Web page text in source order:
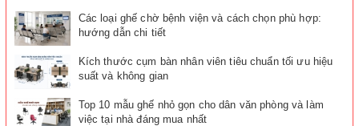
Các loại ghế chờ bệnh viện và cách chọn phù hợp:
hướng dẫn chi tiết
Kích thước cụm bàn nhân viên tiêu chuẩn tối ưu hiệu
suất và không gian
Top 10 mẫu ghế nhỏ gọn cho dân văn phòng và làm
việc tại nhà đáng mua nhất